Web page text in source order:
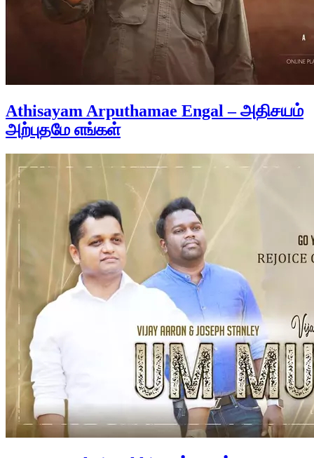
Athisayam Arputhamae Engal – அதிசயம்
அற்புதமே எங்கள்